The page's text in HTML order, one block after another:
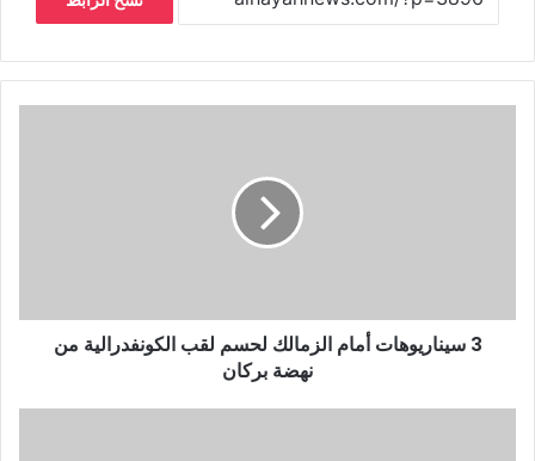
3 سيناريوهات أمام الزمالك لحسم لقب الكونفدرالية من
نهضة بركان